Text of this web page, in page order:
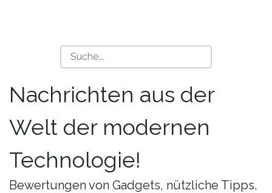
Nachrichten aus der
Welt der modernen
Technologie!
Bewertungen von Gadgets, nützliche Tipps,